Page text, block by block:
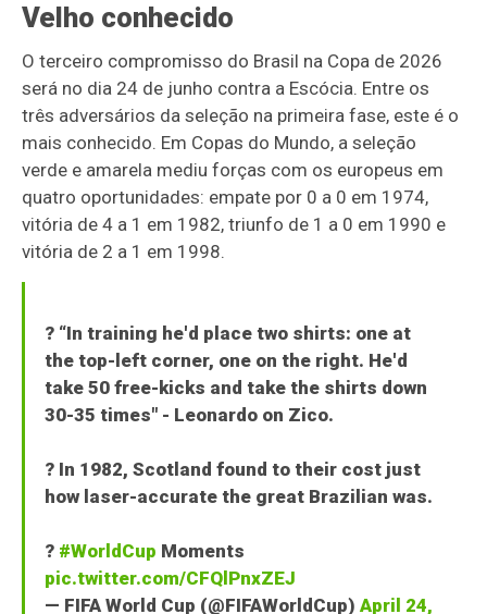
Velho conhecido
O terceiro compromisso do Brasil na Copa de 2026
será no dia 24 de junho contra a Escócia. Entre os
três adversários da seleção na primeira fase, este é o
mais conhecido. Em Copas do Mundo, a seleção
verde e amarela mediu forças com os europeus em
quatro oportunidades: empate por 0 a 0 em 1974,
vitória de 4 a 1 em 1982, triunfo de 1 a 0 em 1990 e
vitória de 2 a 1 em 1998.
?️ “In training he'd place two shirts: one at
the top-left corner, one on the right. He'd
take 50 free-kicks and take the shirts down
30-35 times" - Leonardo on Zico.
? In 1982, Scotland found to their cost just
how laser-accurate the great Brazilian was.
? #WorldCup Moments
pic.twitter.com/CFQlPnxZEJ
— FIFA World Cup (@FIFAWorldCup) April 24,